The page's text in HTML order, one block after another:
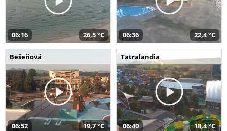
06:16 26,5 °C 06:36 22,4 °C
Bešeňová
06:52 19,7 °C
Tatralandia
06:40 18,4 °C